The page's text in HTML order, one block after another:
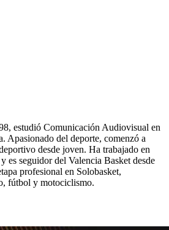
estudió Comunicación Audiovisual en
Apasionado del deporte, comenzó a
desde joven. Ha trabajado en
es seguidor del Valencia Basket desde
profesional en Solobasket,
fútbol y motociclismo.